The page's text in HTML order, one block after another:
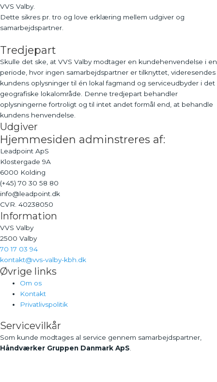
VVS Valby.
Dette sikres pr. tro og love erklæring mellem udgiver og
samarbejdspartner.
Tredjepart
Skulle det ske, at VVS Valby modtager en kundehenvendelse i en
periode, hvor ingen samarbejdspartner er tilknyttet, videresendes
kundens oplysninger til én lokal fagmand og serviceudbyder i det
geografiske lokalområde. Denne tredjepart behandler
oplysningerne fortroligt og til intet andet formål end, at behandle
kundens henvendelse.
Udgiver
Hjemmesiden adminstreres af:
Leadpoint ApS
Klostergade 9A
6000 Kolding
(+45) 70 30 58 80
info@leadpoint.dk
CVR. 40238050
Information
VVS Valby
2500 Valby
70 17 03 94
kontakt@vvs-valby-kbh.dk
Øvrige links
Om os
Kontakt
Privatlivspolitik
Servicevilkår
Som kunde modtages al service gennem samarbejdspartner,
Håndværker Gruppen Danmark ApS.